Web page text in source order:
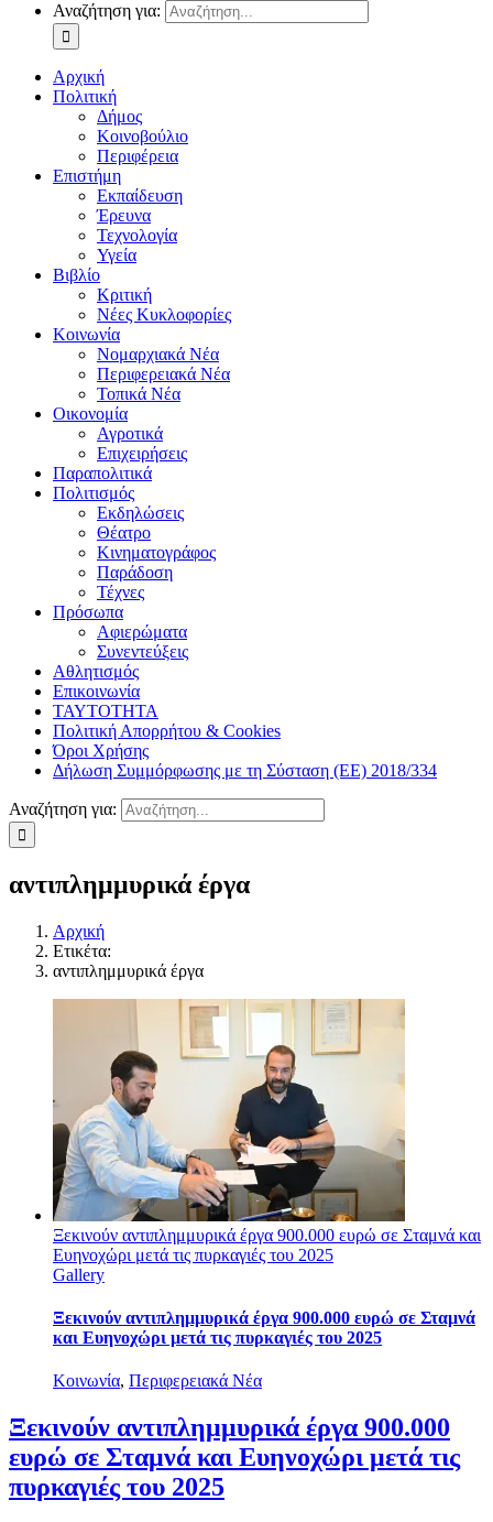
Αναζήτηση για:
Αρχική
Πολιτική
Δήμος
Κοινοβούλιο
Περιφέρεια
Επιστήμη
Εκπαίδευση
Έρευνα
Τεχνολογία
Υγεία
Βιβλίο
Κριτική
Νέες Κυκλοφορίες
Κοινωνία
Νομαρχιακά Νέα
Περιφερειακά Νέα
Τοπικά Νέα
Οικονομία
Αγροτικά
Επιχειρήσεις
Παραπολιτικά
Πολιτισμός
Εκδηλώσεις
Θέατρο
Κινηματογράφος
Παράδοση
Τέχνες
Πρόσωπα
Αφιερώματα
Συνεντεύξεις
Αθλητισμός
Επικοινωνία
ΤΑΥΤΟΤΗΤΑ
Πολιτική Απορρήτου & Cookies
Όροι Χρήσης
Δήλωση Συμμόρφωσης με τη Σύσταση (ΕΕ) 2018/334
Αναζήτηση για:
αντιπλημμυρικά έργα
Αρχική
Ετικέτα:
αντιπλημμυρικά έργα
Ξεκινούν αντιπλημμυρικά έργα 900.000 ευρώ σε Σταμνά και
Ευηνοχώρι μετά τις πυρκαγιές του 2025
Gallery
Ξεκινούν αντιπλημμυρικά έργα 900.000 ευρώ σε Σταμνά
και Ευηνοχώρι μετά τις πυρκαγιές του 2025
Κοινωνία, Περιφερειακά Νέα
Ξεκινούν αντιπλημμυρικά έργα 900.000
ευρώ σε Σταμνά και Ευηνοχώρι μετά τις
πυρκαγιές του 2025